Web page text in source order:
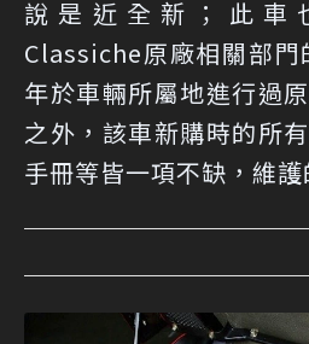
說是近全新；此車
Classiche原廠相關部門
年於車輛所屬地進行過
之外，該車新購時的所
手冊等皆一項不缺，維護